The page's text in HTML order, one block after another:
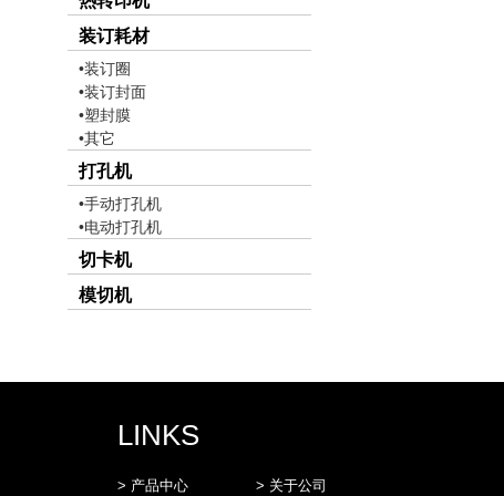
装订耗材
•装订圈
•装订封面
•塑封膜
•其它
打孔机
•手动打孔机
•电动打孔机
切卡机
模切机
LINKS
> 产品中心 > 关于公司